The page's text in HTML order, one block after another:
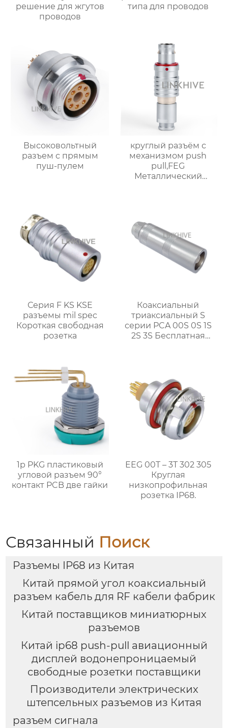
решение для жгутов
проводов
типа для проводов
Высоковольтный
разъем с прямым
пуш-пулем
круглый разъём с
механизмом push
pull,FEG
Металлический
Серия F KS KSE
разъемы mil spec
Короткая свободная
розетка
Коаксиальный
триаксиальный S
серии PCA 00S 0S 1S
2S 3S Бесплатная
1p PKG пластиковый
угловой разъем 90°
контакт PCB две гайки
EEG 00T – 3T 302 305
Круглая
низкопрофильная
розетка IP68.
Связанный Поиск
Разъемы IP68 из Китая
Китай прямой угол коаксиальный
разъем кабель для RF кабели фабрик
Китай поставщиков миниатюрных
разъемов
Китай ip68 push-pull авиационный
дисплей водонепроницаемый
свободные розетки поставщики
Производители электрических
штепсельных разъемов из Китая
разъем сигнала